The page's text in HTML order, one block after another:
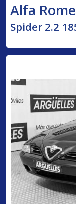
Alfa
Spider 2.2